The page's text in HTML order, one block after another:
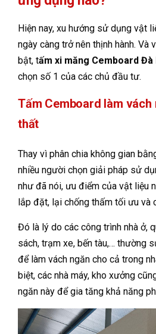
Hiện nay, xu hướng sử dụng vật
ngày càng trở nên thịnh hành. Và
bật, tấm xi măng Cemboard Đà
chọn số 1 của các chủ đầu tư.
Tấm Cemboard làm vách
thất
Thay vì phân chia không gian
nhiều người chọn giải pháp sử
như đã nói, ưu điểm của vật liệu
lắp đặt, lại chống thấm tối ưu và
Đó là lý do các công trình nhà ở,
sách, trạm xe, bến tàu,… thường
để làm vách ngăn cho cả trong
biệt, các nhà máy, kho xưởng
ngăn này để gia tăng khả năng